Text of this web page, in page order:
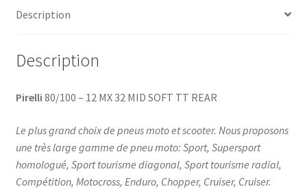
Description
Description
Pirelli 80/100 – 12 MX 32 MID SOFT TT REAR
Le plus grand choix de pneus moto et scooter. Nous proposons
une très large gamme de pneu moto: Sport, Supersport
homologué, Sport tourisme diagonal, Sport tourisme radial,
Compétition, Motocross, Enduro, Chopper, Cruiser, Cruiser.